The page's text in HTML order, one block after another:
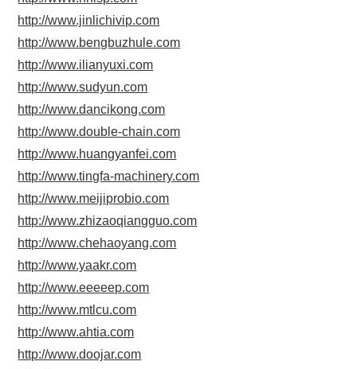
http://www.jinlichivip.com
http://www.bengbuzhule.com
http://www.ilianyuxi.com
http://www.sudyun.com
http://www.dancikong.com
http://www.double-chain.com
http://www.huangyanfei.com
http://www.tingfa-machinery.com
http://www.meijiprobio.com
http://www.zhizaoqiangguo.com
http://www.chehaoyang.com
http://www.yaakr.com
http://www.eeeeep.com
http://www.mtlcu.com
http://www.ahtia.com
http://www.doojar.com